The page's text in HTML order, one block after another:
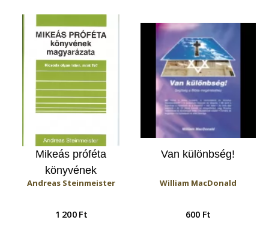
Mikeás próféta
könyvének
magyarázata - Kicsoda
Andreas Steinmeister
1 200 Ft
Van különbség!
William MacDonald
600 Ft